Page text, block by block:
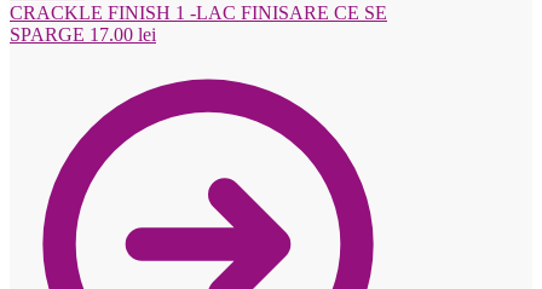
CRACKLE FINISH 1 -LAC FINISARE CE SE
SPARGE 17.00 lei